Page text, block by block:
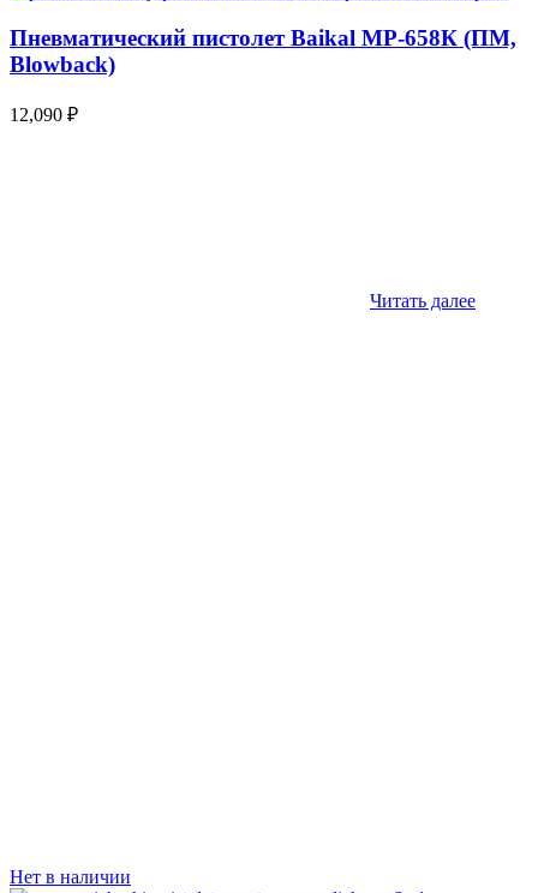
Пневматический пистолет Baikal МР-658К (ПМ,
Blowback)
12,090 ₽
Читать далее
Нет в наличии